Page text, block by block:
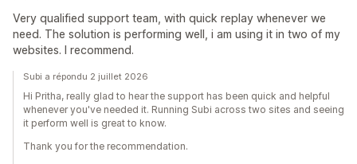
Very qualified support team, with quick replay whenever we
need. The solution is performing well, i am using it in two of my
websites. I recommend.
Subi a répondu 2 juillet 2026
Hi Pritha, really glad to hear the support has been quick and helpful
whenever you've needed it. Running Subi across two sites and seeing
it perform well is great to know.
Thank you for the recommendation.